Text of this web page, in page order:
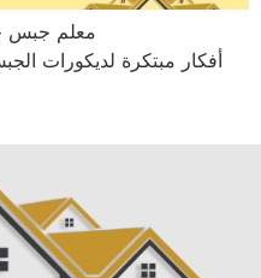
معلم جبس جبسم
أفكار مبتكرة لديكورات